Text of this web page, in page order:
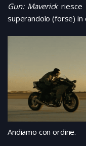
Gun: Maverickriesce
superandolo (forse) in
Andiamo con ordine.